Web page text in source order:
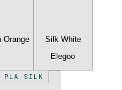
Orange
Silk White
Elegoo
PLA SILK